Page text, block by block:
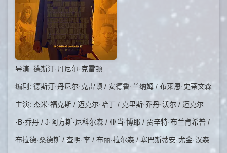
导演: 德斯汀·丹尼尔·克雷顿
编剧: 德斯汀·丹尼尔·克雷顿 / 安德鲁·兰纳姆 / 布莱恩·史蒂文森
主演: 杰米·福克斯 / 迈克尔·哈丁 / 克里斯·乔丹·沃尔 / 迈克尔
·B·乔丹 / J·阿方斯·尼科尔森 / 亚当·博耶 / 贾辛特·布兰肯希普 /
布拉德·桑德斯 / 查明·李 / 布丽·拉尔森 / 塞巴斯蒂安·尤金·汉森